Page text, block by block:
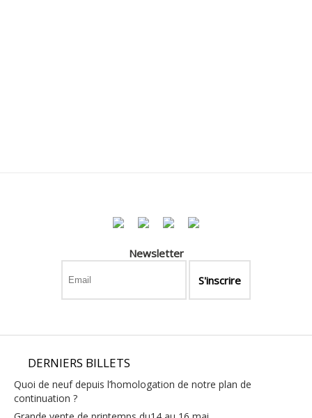
Newsletter
DERNIERS BILLETS
quoi de neuf depuis l’homologation de notre plan de
continuation ?